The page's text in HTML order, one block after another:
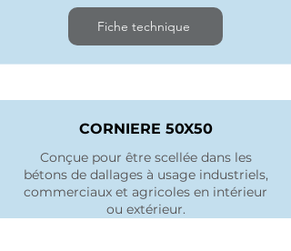
Fiche technique
CORNIERE 50X50
Conçue pour être scellée dans les
bétons de dallages à usage industriels,
commerciaux et agricoles en intérieur
ou extérieur.